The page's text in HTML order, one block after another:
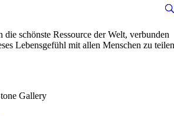
die schönste Ressource der Welt, verbunden
Lebensgefühl mit allen Menschen zu
Gallery